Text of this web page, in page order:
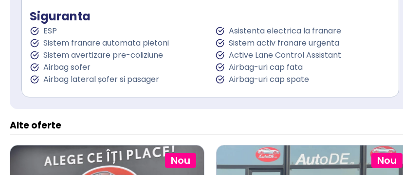
Siguranta
ESP
Asistenta electrica la franare
Sistem franare automata pietoni
Sistem activ franare urgenta
Sistem avertizare pre-coliziune
Active Lane Control Assistant
Airbag sofer
Airbag-uri cap fata
Airbag lateral șofer si pasager
Airbag-uri cap spate
Alte oferte
Nou Nou